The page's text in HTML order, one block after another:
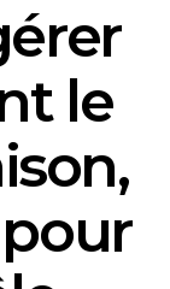
le